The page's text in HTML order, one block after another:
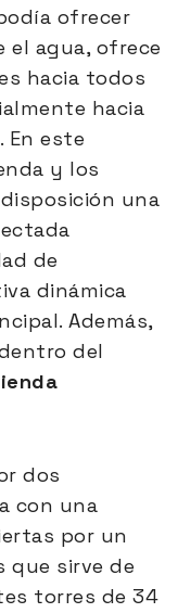
ofrecer
el agua, ofrece
hacia todos
hacia
En este
y los
una
de
dinámica
Además,
del
dos
con una
por un
que sirve de
torres de 34